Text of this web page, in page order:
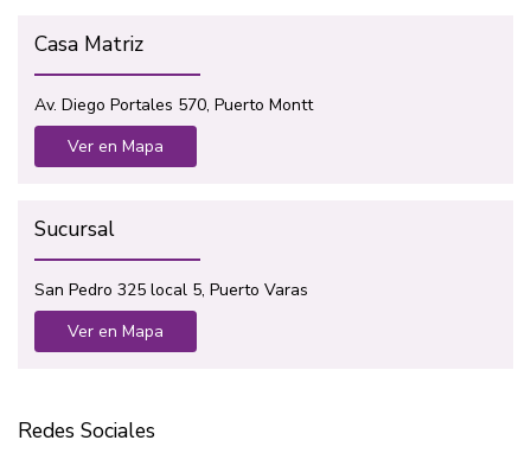
Casa Matriz
Av. Diego Portales 570, Puerto Montt
Ver en Mapa
Sucursal
San Pedro 325 local 5, Puerto Varas
Ver en Mapa
Redes Sociales